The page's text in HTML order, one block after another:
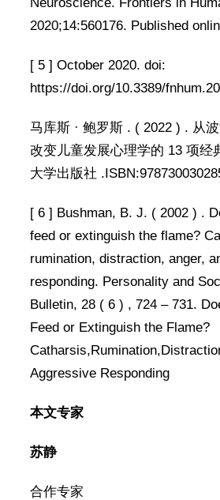
2020;14:560176. Published
[ 5 ] October 2020. doi:
https://doi.org/10.3389/
马库斯 · 鲍罗斯 . ( 2022 ) . 从
改变儿童发展心理学的 13 项经
大学出版社
[ 6 ] Bushman, B. J. ( 2002 ) .
feed or extinguish the flame?
rumination, distraction, anger,
responding. Personality and
Bulletin, 28 ( 6 ) , 724 – 731.
Feed or Extinguish the Flame?
Aggressive Responding
本文专家
苏静
合作专家